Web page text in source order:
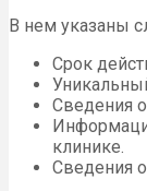
В нем указаны
Срок
Сведения
клинике.
Сведения